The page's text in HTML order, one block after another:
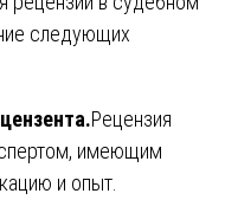
следующих
Рецензия
имеющим
и опыт.